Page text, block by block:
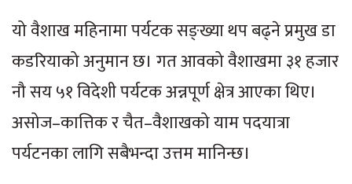
यो वैशाख महिनामा पर्यटक सङ्ख्या थप बढ्ने प्रमुख डा
कडरियाको अनुमान छ। गत आवको वैशाखमा ३१ हजार
नौ सय ५१ विदेशी पर्यटक अन्नपूर्ण क्षेत्र आएका थिए।
असोज–कात्तिक र चैत–वैशाखको याम पदयात्रा
पर्यटनका लागि सबैभन्दा उत्तम मानिन्छ।